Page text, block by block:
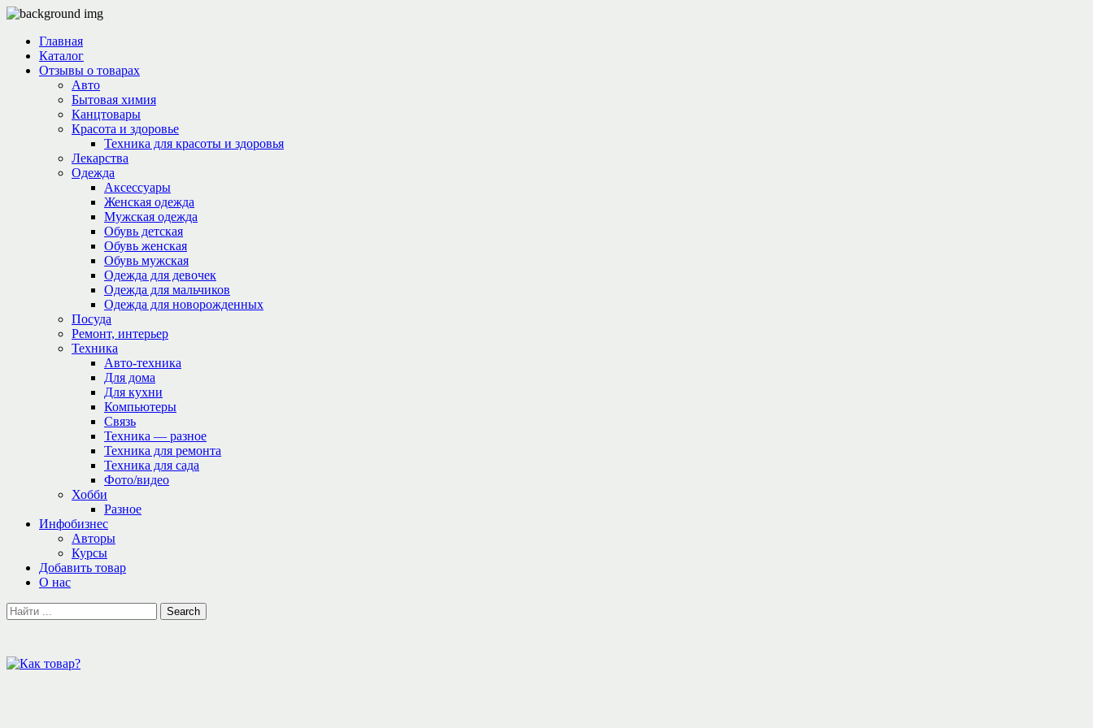
Главная
Каталог
Отзывы о товарах
Авто
Бытовая химия
Канцтовары
Красота и здоровье
Техника для красоты и здоровья
Лекарства
Одежда
Аксессуары
Женская одежда
Мужская одежда
Обувь детская
Обувь женская
Обувь мужская
Одежда для девочек
Одежда для мальчиков
Одежда для новорожденных
Посуда
Ремонт, интерьер
Техника
Авто-техника
Для дома
Для кухни
Компьютеры
Связь
Техника — разное
Техника для ремонта
Техника для сада
Фото/видео
Хобби
Разное
Инфобизнес
Авторы
Курсы
Добавить товар
О нас